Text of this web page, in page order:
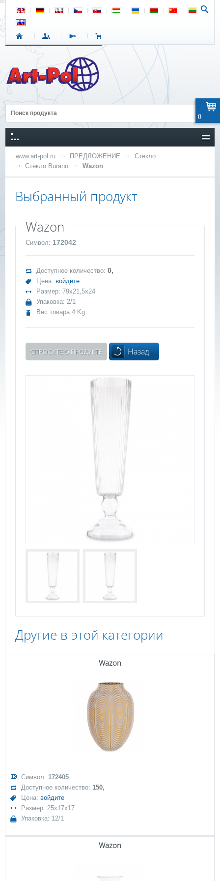
www.art-pol.ru ПРЕДЛОЖЕНИЕ
Стекло
Стекло Burano
Wazon
Выбранный продукт
Wazon
Символ: 172042
Доступное количество:0,
Цена: войдите
Размер: 79x21,5x24
Упаковка: 2/1
Вес товара 4 Kg
СПРОСИТЕ О ПРОДУКТЕ Назад
Другие в этой категории
Wazon
Символ: 172405
Доступное количество:150,
Цена: войдите
Размер: 25x17x17
Упаковка: 12/1
Wazon
0